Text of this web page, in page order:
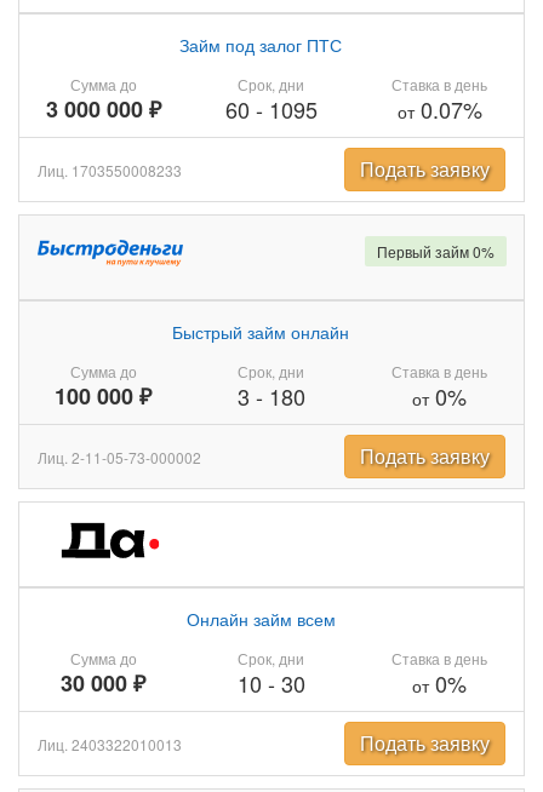
Сумма до
3 000 000 ₽
Займ под залог ПТС
Срок, дни
60 - 1095
Ставка в день
от0.07%
Лиц. 1703550008233 Подать заявку
Сумма до
100 000 ₽
Быстрый займ онлайн
Срок, дни
3 - 180
Ставка в день
от0%
Первый займ 0%
Лиц. 2-11-05-73-000002 Подать заявку
Сумма до
30 000 ₽
Онлайн займ всем
Срок, дни
10 - 30
Ставка в день
от0%
Лиц. 2403322010013 Подать заявку